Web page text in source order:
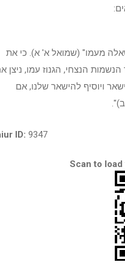
מעמו" (שמואל א' א). כי את
הנצחי, הגנוז עמו, ניצן
ויוסיף להישאר שלנו, אם
ID: 9347
Scan to